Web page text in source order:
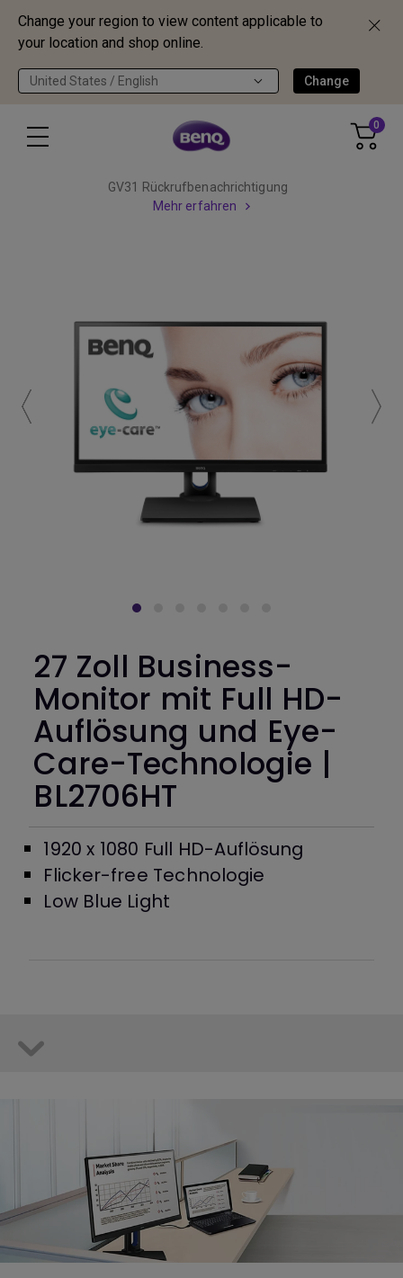
Change your region to view content applicable to
your location and shop online.
United States / English Change
0
GV31 Rückrufbenachrichtigung
Mehr erfahren
27 Zoll Business-
Monitor mit Full HD-
Auflösung und Eye-
Care-Technologie |
BL2706HT
1920 x 1080 Full HD-Auflösung
Flicker-free Technologie
Low Blue Light